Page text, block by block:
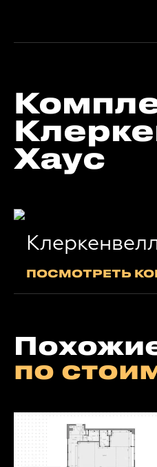
Хаус
ПОСМОТРЕТЬ
по